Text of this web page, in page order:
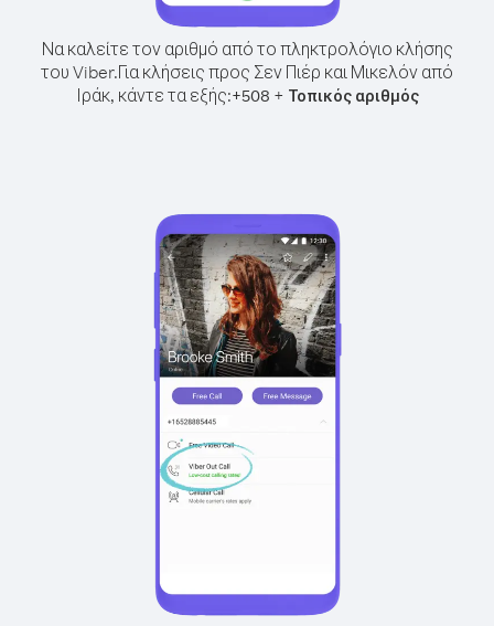
Να καλείτε τον αριθμό από το πληκτρολόγιο κλήσης
του Viber.Για κλήσεις προς Σεν Πιέρ και Μικελόν από
Ιράκ, κάντε τα εξής:+508 + Τοπικός αριθμός